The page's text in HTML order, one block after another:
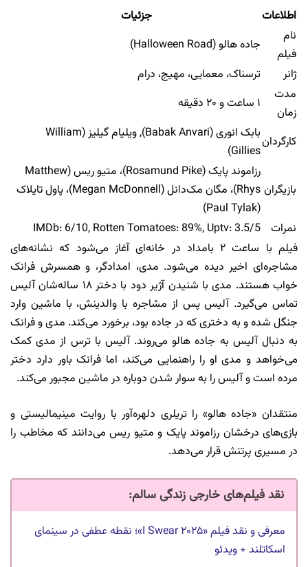
اطلاعات
جزئیات
نام
فیلم
جاده هالو (Halloween Road)
ژانر
ترسناک، معمایی، مهیج، درام
مدت
زمان
۱ ساعت و ۲۰ دقیقه
کارگردان
بابک انوری (Babak Anvari), ویلیام گیلیز (William
Gillies)
بازیگران
رزاموند پایک (Rosamund Pike)، متیو ریس (Matthew
Rhys)، مگان مک‌دانل (Megan McDonnell)، پاول تایلاک
(Paul Tylak)
نمرات IMDb: 6/10, Rotten Tomatoes: 89%, Uptv: 3.5/5
فیلم با ساعت ۲ بامداد در خانه‌ای آغاز می‌شود که نشانه‌های
مشاجره‌ای اخیر دیده می‌شود. مدی، امدادگر، و همسرش فرانک
خواب هستند. مدی با شنیدن آژیر دود با دختر ۱۸ ساله‌شان آلیس
تماس می‌گیرد. آلیس پس از مشاجره با والدینش، با ماشین وارد
جنگل شده و به دختری که در جاده بود، برخورد می‌کند. مدی و فرانک
به دنبال آلیس به جاده هالو می‌روند. آلیس با ترس از مدی کمک
می‌خواهد و مدی او را راهنمایی می‌کند، اما فرانک باور دارد دختر
مرده است و آلیس را به سوار شدن دوباره در ماشین مجبور می‌کند.
منتقدان «جاده هالو» را تریلری دلهره‌آور با روایت مینیمالیستی و
بازی‌های درخشان رزاموند پایک و متیو ریس می‌دانند که مخاطب را
در مسیری پرتنش قرار می‌دهد.
نقد فیلم‌های خارجی زندگی سالم:
معرفی و نقد فیلم «I Swear ۲۰۲۵»؛ نقطه عطفی در سینمای
اسکاتلند + ویدئو